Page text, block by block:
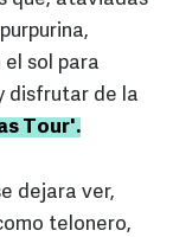
sol para
disfrutar de la
Tour'.
dejara ver,
telonero,